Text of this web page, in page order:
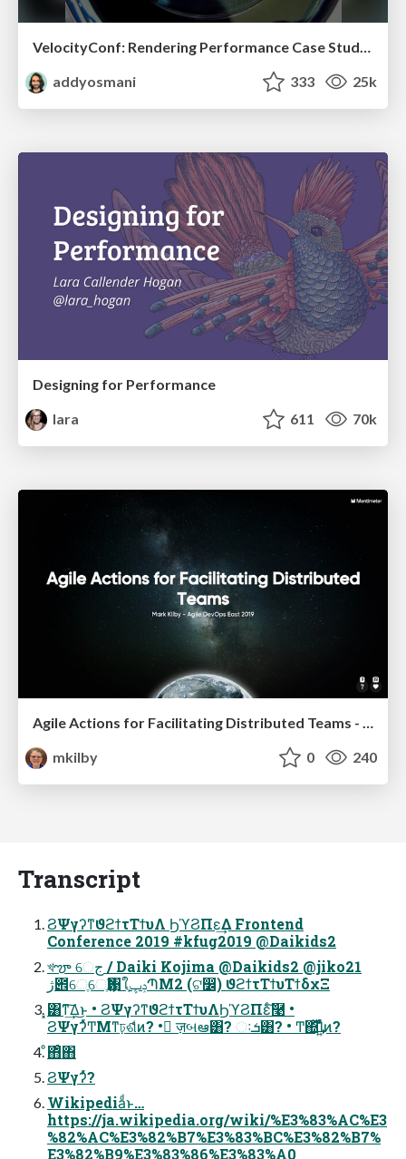
VelocityConf: Rendering Performance Case Studies
addyosmani
333 25k
Designing for Performance
lara
611 70k
mkilby
0 240
Transcript
ϨΨγʔͳϑϩϯτΤϯυΛ ϦϓϨΠε͢Δ Frontend
Conference 2019 #kfug2019 @Daikids2
খౡ େج / Daiki Kojima @Daikids2 @jiko21
ژ౎େֶେֶӃ৘ใֶݚڀՊM2 (ଟ෼) ϑϩϯτΤϯυΤϯδχΞ
͓͸ͳ͢͠Δ͜ͱ • ϨΨγʔͳϑϩϯτΤϯυΛϦϓϨΠεͨ͠࿩ •
ϨΨγʔͬͯͲΜͳঢ়ଶͩͬͨͷ? • ٕज़બఆ͸? ઃܭ͸? • Ͳ͏΍ͬͯ͢͢Ί͍ͯͬͨͷ?
ͦ΋ͦ΋
ϨΨγʔͬͯ?
Wikipediaͩͱ…
https://ja.wikipedia.org/wiki/%E3%83%AC%E3
%82%AC%E3%82%B7%E3%83%BC%E3%82%B7%
E3%82%B9%E3%83%86%E3%83%A0